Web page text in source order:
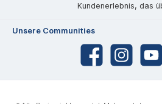
Kundenerlebnis, das
Unsere Communities